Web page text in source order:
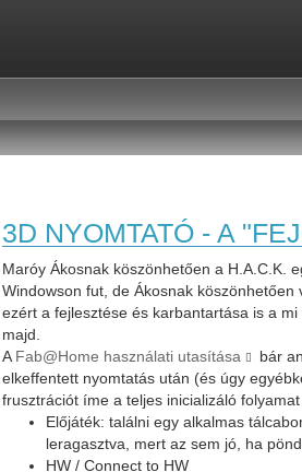
3D NYOMTATÓ - A
Maróy Ákosnak köszönhetően a H.A.C.K.
Windowson fut, de Ákosnak köszönhetően
ezért a fejlesztése és karbantartása is a
majd.
A Fab@Home használati utasítása
bár
elkeffentett nyomtatás után (és úgy
frusztrációt íme a teljes inicializáló
Előjáték: találni egy alkalmas
leragasztva, mert az sem jó, ha
HW / Connect to HW